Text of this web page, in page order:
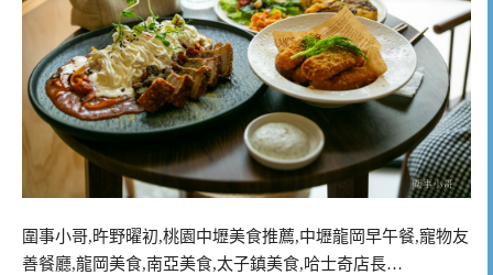
圍事小哥,旿野曜初,桃園中壢美食推薦,中壢龍岡早午餐,寵物友
善餐廳,龍岡美食,南亞美食,太子鎮美食,哈士奇店長…